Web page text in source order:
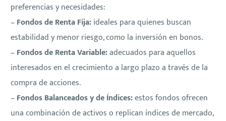
preferencias y necesidades:
–Fondos de Renta Fija:ideales para quienes buscan
estabilidad y menor riesgo, como la inversión en bonos.
–Fondos de Renta Variable:adecuados para aquellos
interesados en el crecimiento a largo plazo a través de la
compra de acciones.
–Fondos Balanceados y de Índices:estos fondos ofrecen
una combinación de activos o replican índices de mercado,